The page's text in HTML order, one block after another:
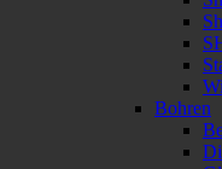
Bohren